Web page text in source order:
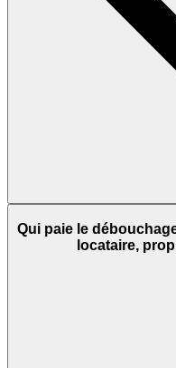
Qui paie le
locataire,